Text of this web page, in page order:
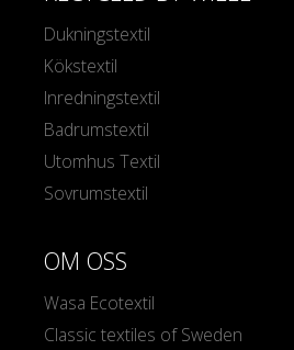
Dukningstextil
Kökstextil
Inredningstextil
Badrumstextil
Utomhus Textil
Sovrumstextil
OM OSS
Wasa Ecotextil
Classic textiles of Sweden